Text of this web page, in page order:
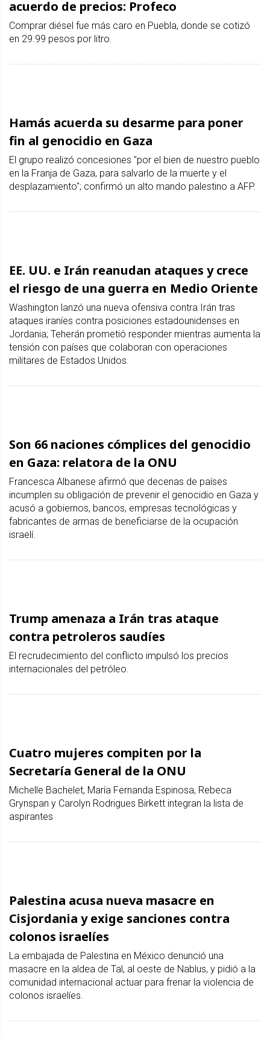
acuerdo de precios: Profeco
Comprar diésel fue más caro en Puebla, donde se cotizó
en 29.99 pesos por litro.
Hamás acuerda su desarme para poner
fin al genocidio en Gaza
El grupo realizó concesiones "por el bien de nuestro pueblo
en la Franja de Gaza, para salvarlo de la muerte y el
desplazamiento"; confirmó un alto mando palestino a AFP.
EE. UU. e Irán reanudan ataques y crece
el riesgo de una guerra en Medio Oriente
Washington lanzó una nueva ofensiva contra Irán tras
ataques iraníes contra posiciones estadounidenses en
Jordania; Teherán prometió responder mientras aumenta la
tensión con países que colaboran con operaciones
militares de Estados Unidos.
Son 66 naciones cómplices del genocidio
en Gaza: relatora de la ONU
Francesca Albanese afirmó que decenas de países
incumplen su obligación de prevenir el genocidio en Gaza y
acusó a gobiernos, bancos, empresas tecnológicas y
fabricantes de armas de beneficiarse de la ocupación
israelí.
Trump amenaza a Irán tras ataque
contra petroleros saudíes
El recrudecimiento del conflicto impulsó los precios
internacionales del petróleo.
Cuatro mujeres compiten por la
Secretaría General de la ONU
Michelle Bachelet, María Fernanda Espinosa, Rebeca
Grynspan y Carolyn Rodrigues Birkett integran la lista de
aspirantes
Palestina acusa nueva masacre en
Cisjordania y exige sanciones contra
colonos israelíes
La embajada de Palestina en México denunció una
masacre en la aldea de Tal, al oeste de Nablus, y pidió a la
comunidad internacional actuar para frenar la violencia de
colonos israelíes.